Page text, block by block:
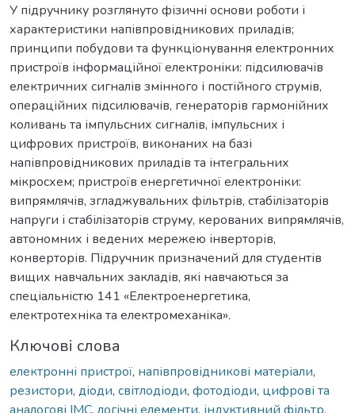
У підручнику розглянуто фізичні основи роботи і
характеристики напівпровідникових приладів;
принципи побудови та функціонування електронних
пристроїв інформаційної електроніки: підсилювачів
електричних сигналів змінного і постійного струмів,
операційних підсилювачів, генераторів гармонійних
коливань та імпульсних сигналів, імпульсних і
цифрових пристроїв, виконаних на базі
напівпровідникових приладів та інтегральних
мікросхем; пристроїв енергетичної електроніки:
випрямлячів, згладжувальних фільтрів, стабілізаторів
напруги і стабілізаторів струму, керованих випрямлячів,
автономних і ведених мережею інверторів,
конверторів. Підручник призначений для студентів
вищих навчальних закладів, які навчаються за
спеціальністю 141 «Електроенергетика,
електротехніка та електромеханіка».
Ключові слова
електронні пристрої, напівпровідникові матеріали,
резистори, діоди, світлодіоди, фотодіоди, цифрові та